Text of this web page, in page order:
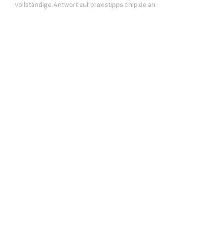
vollständige Antwort auf praxistipps.chip.de an